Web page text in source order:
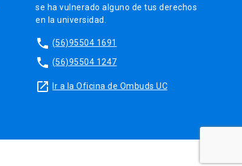
se ha vulnerado alguno de tus derechos
en la universidad.
phone (56)95504 1691
phone (56)95504 1247
launch Ir a la Oficina de Ombuds UC